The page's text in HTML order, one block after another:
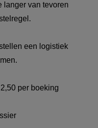
langer van tevoren
een logistiek
per boeking